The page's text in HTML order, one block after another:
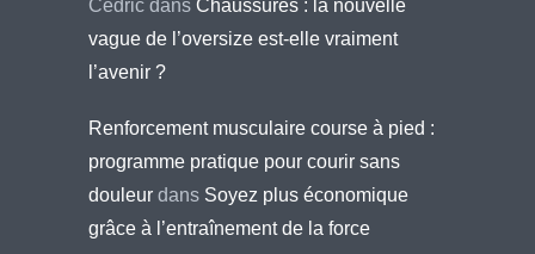
Cédric dans Chaussures : la nouvelle
vague de l’oversize est-elle vraiment
l’avenir ?
Renforcement musculaire course à pied :
programme pratique pour courir sans
douleur dans Soyez plus économique
grâce à l’entraînement de la force